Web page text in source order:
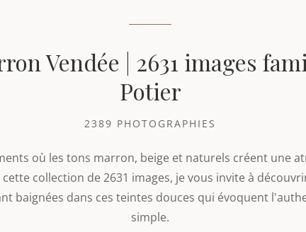
Vendée | 2631 images
Potier
2389 PHOTOGRAPHIES
où les tons marron, beige et naturels créent une
collection de 2631 images, je vous invite à
baignées dans ces teintes douces qui évoquent
simple.